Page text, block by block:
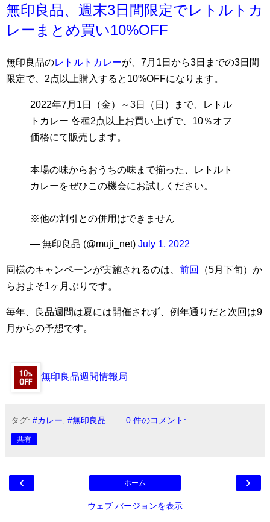
無印良品、週末3日間限定でレトルトカ
レーまとめ買い10%OFF
無印良品のレトルトカレーが、7月1日から3日までの3日間
限定で、2点以上購入すると10%OFFになります。
2022年7月1日（金）～3日（日）まで、レトル
トカレー 各種2点以上お買い上げで、10％オフ
価格にて販売します。
本場の味からおうちの味まで揃った、レトルト
カレーをぜひこの機会にお試しください。
※他の割引との併用はできません
— 無印良品 (@muji_net) July 1, 2022
同様のキャンペーンが実施されるのは、 前回
（5月下旬）か
らおよそ1ヶ月ぶりです。
毎年、良品週間は夏には開催されず、例年通りだと次回は9
月からの予想です。
無印良品週間情報局
タグ: #カレー #無印良品 0 件のコメント:
共有
‹ ›
ホーム
ウェブ バージョンを表示